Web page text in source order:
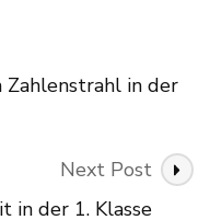
in der
Next Post
in der 1. Klasse